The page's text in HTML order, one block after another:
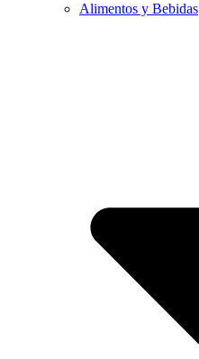
Alimentos y Bebidas